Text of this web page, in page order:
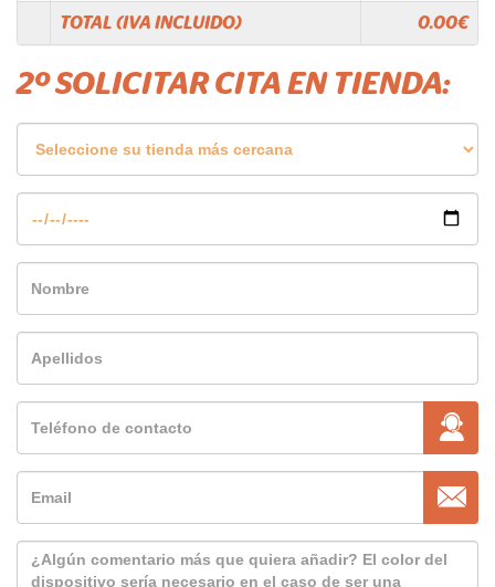
TOTAL (IVA INCLUIDO) 0.00€
2º SOLICITAR CITA EN TIENDA: